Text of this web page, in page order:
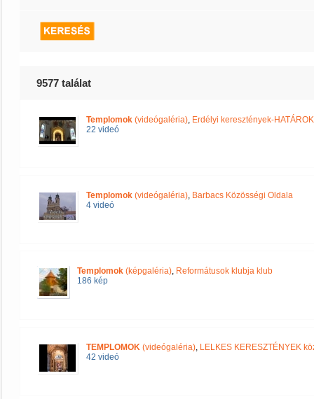
9577 találat
Templomok (videógaléria), Erdélyi keresztények-
22 videó
Templomok (videógaléria), Barbacs Közösségi Oldala
4 videó
Templomok (képgaléria), Reformátusok klubja klub
186 kép
TEMPLOMOK (videógaléria), LELKES KERESZTÉNYEK
42 videó